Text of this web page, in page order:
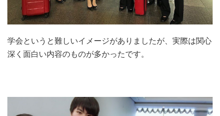
学会というと難しいイメージがありましたが、実際は関心
深く面白い内容のものが多かったです。